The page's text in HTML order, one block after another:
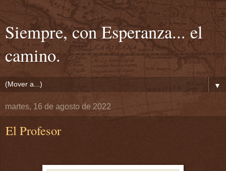
Siempre, con Esperanza... el
camino.
▼
martes, 16 de agosto de 2022
El Profesor